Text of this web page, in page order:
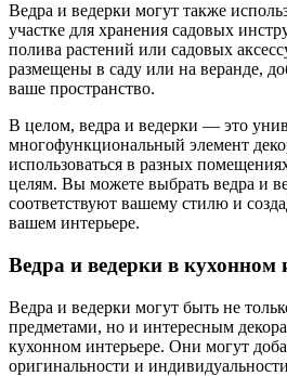
Ведра и ведерки могут также
участке для хранения садовых
полива растений или садовых
размещены в саду или на веранде,
ваше пространство.
В целом, ведра и ведерки — это
многофункциональный элемент
использоваться в разных
целям. Вы можете выбрать ведра и
соответствуют вашему стилю и
вашем интерьере.
Ведра и ведерки в кухонном
Ведра и ведерки могут быть не
предметами, но и интересным
кухонном интерьере. Они могут
оригинальности и